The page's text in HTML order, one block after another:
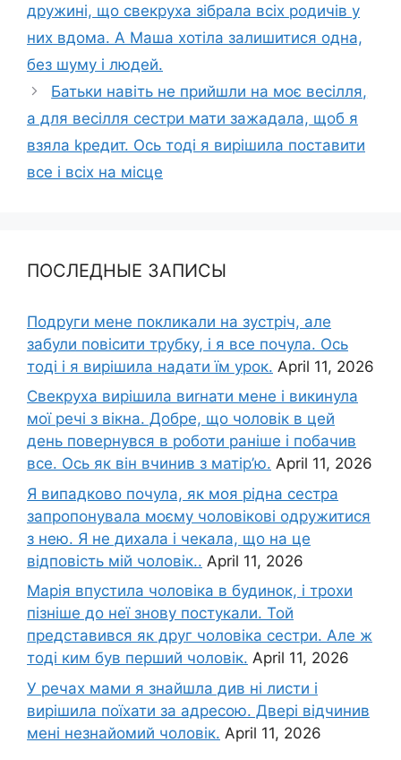
дружині, що свекруха зібрала всіх родичів у
них вдома. А Маша хотіла залишитися одна,
без шуму і людей.
Батьки навіть не прийшли на моє весілля,
а для весілля сестри мати зажадала, щоб я
взяла kредит. Ось тоді я вирішила поставити
все і всіх на місце
ПОСЛЕДНЫЕ ЗАПИСЫ
Подруги мене покликали на зустріч, але
забули повісити трубку, і я все почула. Ось
тоді і я вирішила надати їм урок. April 11, 2026
Свекруха вирішила виrнати мене і викинула
мої речі з вікна. Добре, що чоловік в цей
день повернувся в роботи раніше і побачив
все. Ось як він вчинив з матір’ю. April 11, 2026
Я випадково почула, як моя рідна сестра
запропонувала моєму чоловікові одружитися
з нею. Я не дихала і чекала, що на це
відповість мій чоловік.. April 11, 2026
Марія впустила чоловіка в будинок, і трохи
пізніше до неї знову постукали. Той
представився як друг чоловіка сестри. Але ж
тоді ким був перший чоловік. April 11, 2026
У речах мами я знайшла див ні листи і
вирішила поїхати за адресою. Двері відчинив
мені незнайомий чоловік. April 11, 2026